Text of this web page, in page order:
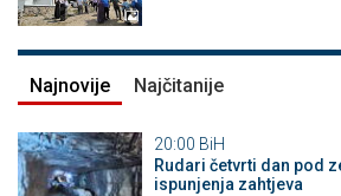
Najnovije Najčitanije
20:00 BiH
Rudari četvrti dan pod
ispunjenja zahtjeva